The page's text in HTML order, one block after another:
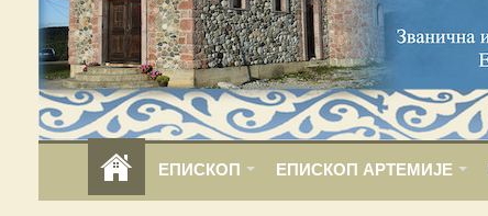
ЕПИСКОП ЕПИСКОП АРТЕМИЈЕ